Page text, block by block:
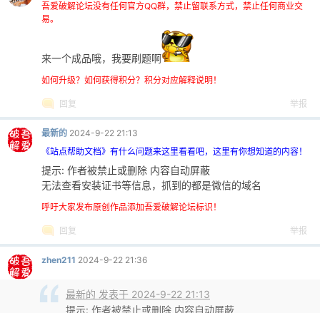
吾爱破解论坛没有任何官方QQ群，禁止留联系方式，禁止任何商业交
易。
来一个成品哦，我要刷题啊
如何升级？如何获得积分？积分对应解释说明！
回复 举报
最新的 2024-9-22 21:13
《站点帮助文档》有什么问题来这里看看吧，这里有你想知道的内容！
提示: 作者被禁止或删除 内容自动屏蔽
无法查看安装证书等信息，抓到的都是微信的域名
呼吁大家发布原创作品添加吾爱破解论坛标识！
回复 举报
zhen211 2024-9-22 21:36
最新的 发表于 2024-9-22 21:13
提示: 作者被禁止或删除 内容自动屏蔽